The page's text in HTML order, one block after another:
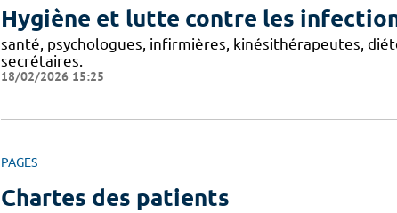
Hygiène et lutte contre les
santé, psychologues, infirmières, kinésithérapeutes,
secrétaires.
18/02/2026 15:25
PAGES
Chartes des patients